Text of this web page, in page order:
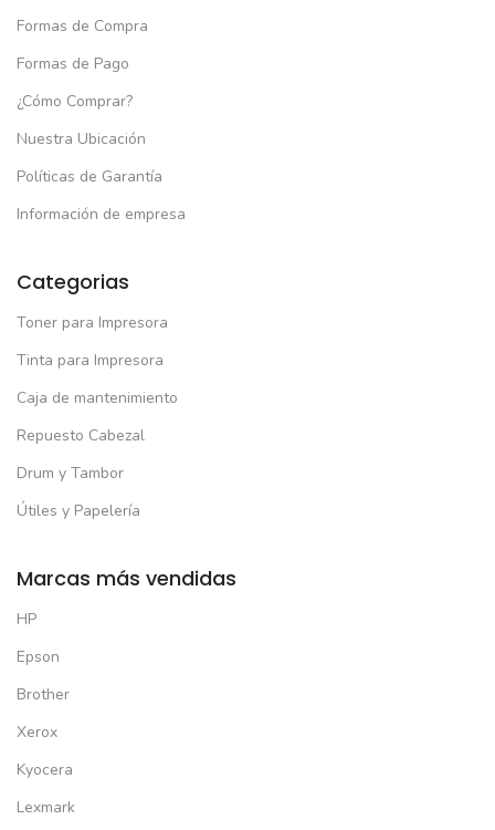
Formas de Compra
Formas de Pago
¿Cómo Comprar?
Nuestra Ubicación
Políticas de Garantía
Información de empresa
Categorias
Toner para Impresora
Tinta para Impresora
Caja de mantenimiento
Repuesto Cabezal
Drum y Tambor
Útiles y Papelería
Marcas más vendidas
HP
Epson
Brother
Xerox
Kyocera
Lexmark